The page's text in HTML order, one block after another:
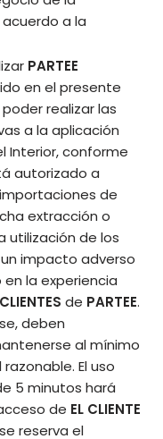
a la
PARTEE
en el presente
realizar las
a la aplicación
Interior, conforme
autorizado a
de
extracción o
utilización de los
impacto adverso
la experiencia
CLIENTES de PARTEE.
deben
al mínimo
El uso
5 minutos hará
de EL CLIENTE
se reserva el